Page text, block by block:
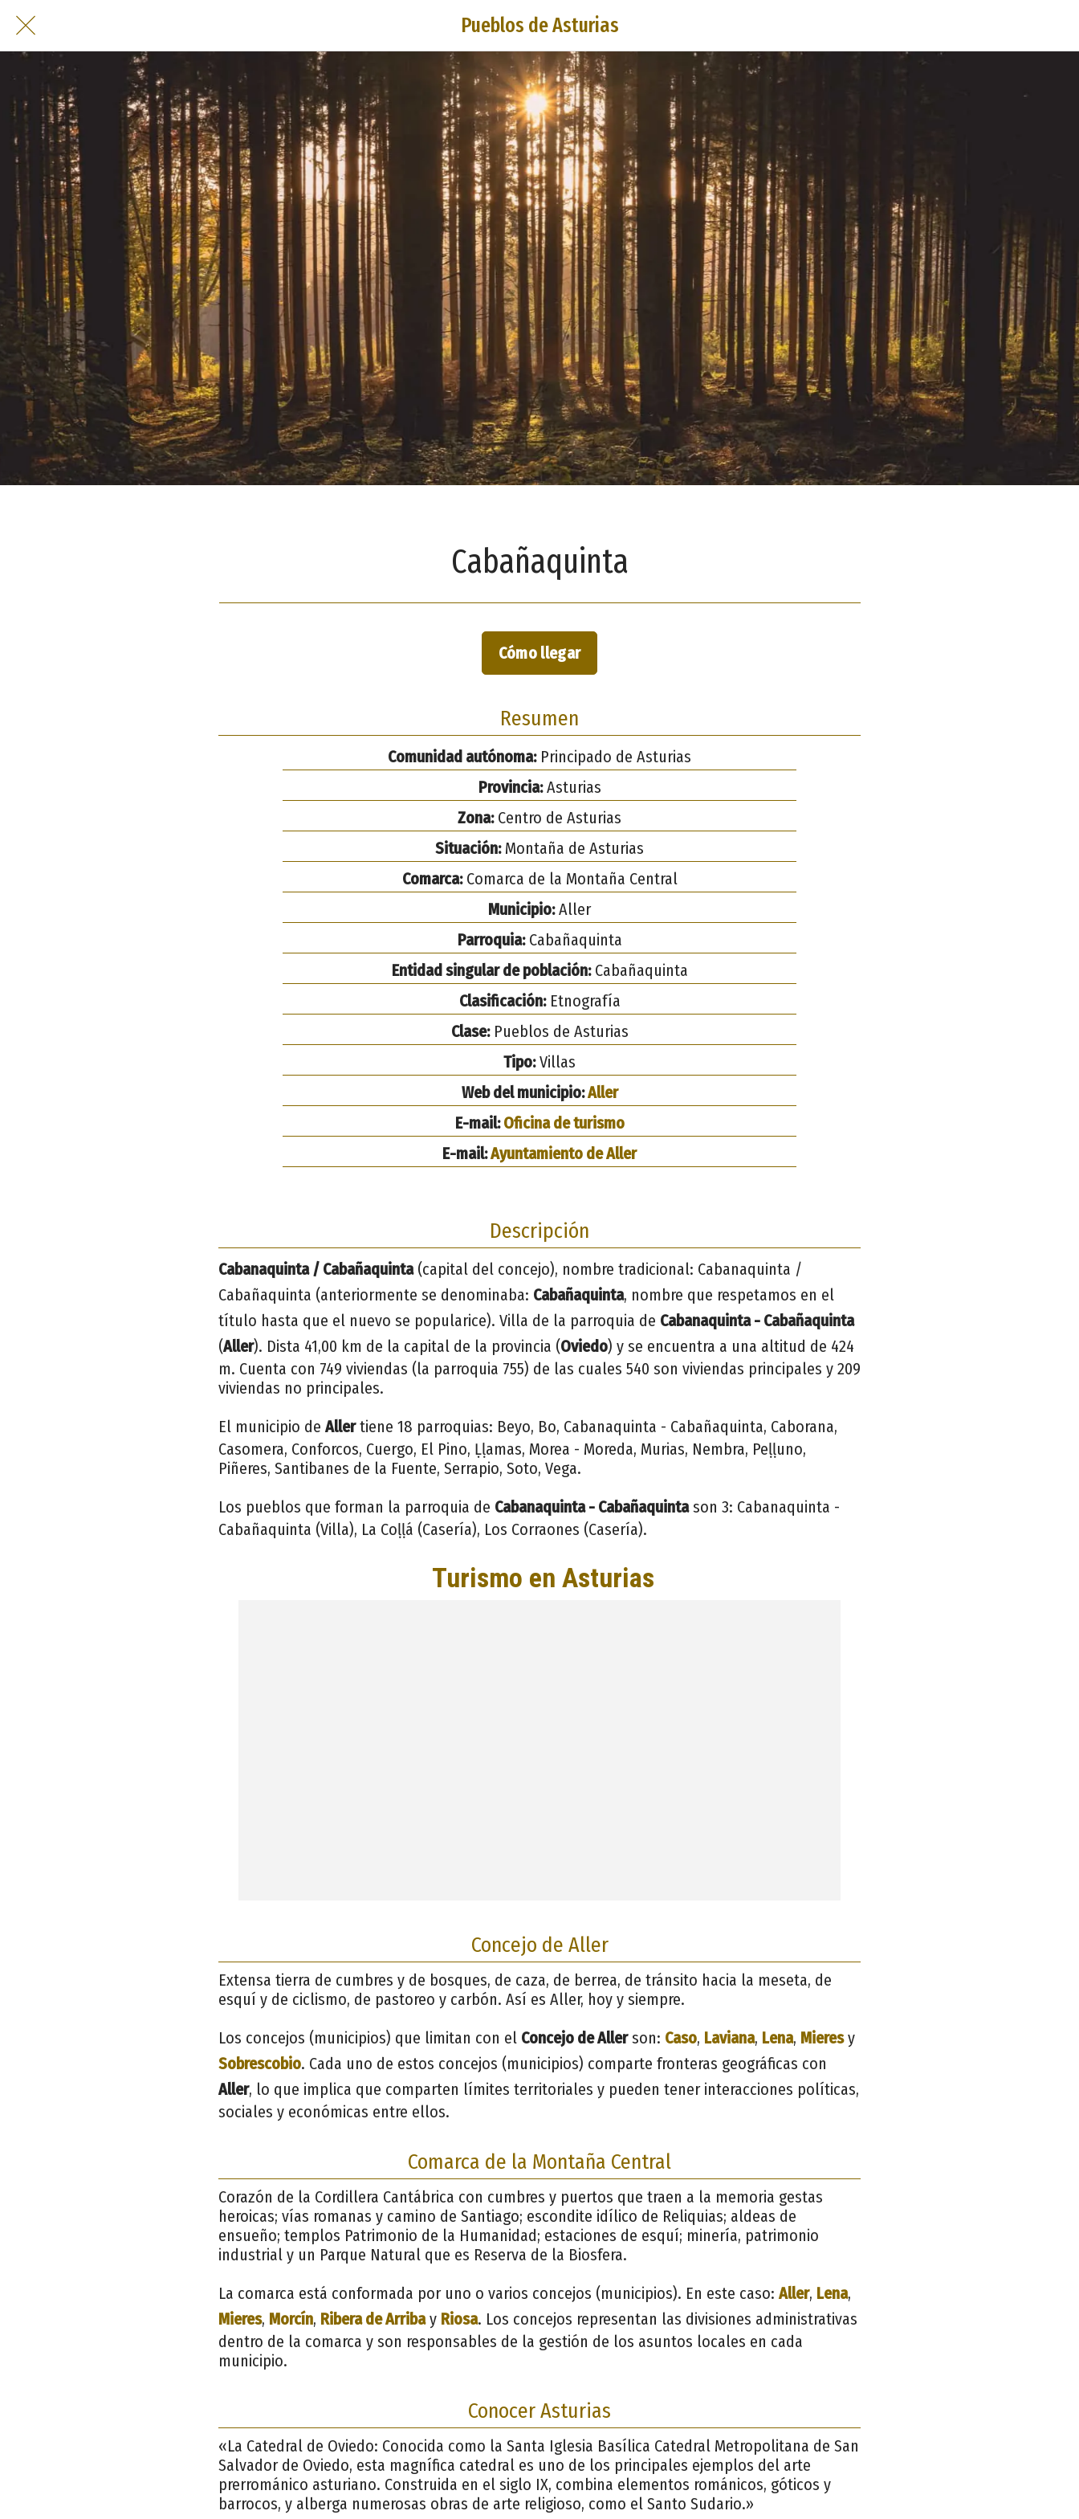
Pueblos de Asturias
Cabañaquinta
Cómo llegar
Resumen
Comunidad autónoma:Principado de Asturias
Provincia:Asturias
Zona:Centro de Asturias
Situación:Montaña de Asturias
Comarca:Comarca de la Montaña Central
Municipio:Aller
Parroquia:Cabañaquinta
Entidad singular de población:Cabañaquinta
Clasificación:Etnografía
Clase:Pueblos de Asturias
Tipo:Villas
Web del municipio:Aller
E-mail:Oficina de turismo
E-mail:Ayuntamiento de Aller
Descripción
Cabanaquinta / Cabañaquinta(capital del concejo), nombre tradicional: Cabanaquinta /
Cabañaquinta (anteriormente se denominaba: Cabañaquinta, nombre que respetamos en el
título hasta que el nuevo se popularice). Villa de la parroquia de Cabanaquinta - Cabañaquinta
(Aller). Dista 41,00 km de la capital de la provincia (Oviedo) y se encuentra a una altitud de 424
m. Cuenta con 749 viviendas (la parroquia 755) de las cuales 540 son viviendas principales y 209
viviendas no principales.
El municipio de Allertiene 18 parroquias: Beyo, Bo, Cabanaquinta - Cabañaquinta, Caborana,
Casomera, Conforcos, Cuergo, El Pino, Ḷḷamas, Morea - Moreda, Murias, Nembra, Peḷḷuno,
Piñeres, Santibanes de la Fuente, Serrapio, Soto, Vega.
Los pueblos que forman la parroquia de Cabanaquinta - Cabañaquintason 3: Cabanaquinta -
Cabañaquinta (Villa), La Coḷḷá (Casería), Los Corraones (Casería).
Concejo de Aller
Extensa tierra de cumbres y de bosques, de caza, de berrea, de tránsito hacia la meseta, de
esquí y de ciclismo, de pastoreo y carbón. Así es Aller, hoy y siempre.
Los concejos (municipios) que limitan con el Concejo de Allerson: Caso, Laviana, Lena, Mieresy
Sobrescobio. Cada uno de estos concejos (municipios) comparte fronteras geográficas con
Aller, lo que implica que comparten límites territoriales y pueden tener interacciones políticas,
sociales y económicas entre ellos.
Comarca de la Montaña Central
Corazón de la Cordillera Cantábrica con cumbres y puertos que traen a la memoria gestas
heroicas; vías romanas y camino de Santiago; escondite idílico de Reliquias; aldeas de
ensueño; templos Patrimonio de la Humanidad; estaciones de esquí; minería, patrimonio
industrial y un Parque Natural que es Reserva de la Biosfera.
La comarca está conformada por uno o varios concejos (municipios). En este caso: Aller, Lena,
Mieres, Morcín, Ribera de Arribay Riosa. Los concejos representan las divisiones administrativas
dentro de la comarca y son responsables de la gestión de los asuntos locales en cada
municipio.
Conocer Asturias
«La Catedral de Oviedo: Conocida como la Santa Iglesia Basílica Catedral Metropolitana de San
Salvador de Oviedo, esta magnífica catedral es uno de los principales ejemplos del arte
prerrománico asturiano. Construida en el siglo IX, combina elementos románicos, góticos y
barrocos, y alberga numerosas obras de arte religioso, como el Santo Sudario.»